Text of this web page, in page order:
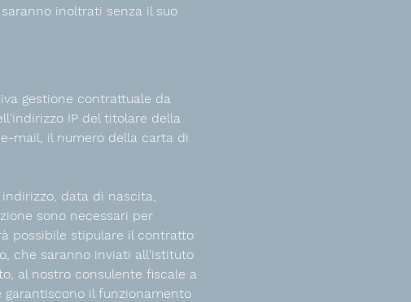
inoltrati senza il suo
gestione contrattuale da
IP del titolare della
mail, il numero della carta di
data di nascita,
sono necessari per
possibile stipulare il contratto
che saranno inviati all'istituto
al nostro consulente fiscale a
il funzionamento